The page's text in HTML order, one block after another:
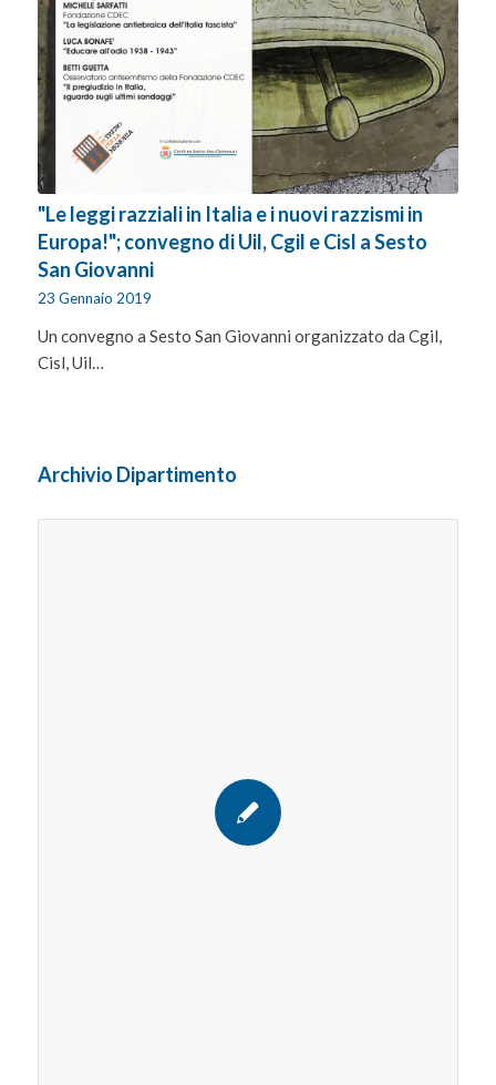
"Le leggi razziali in Italia e i nuovi razzismi in
Europa!"; convegno di Uil, Cgil e Cisl a Sesto
San Giovanni
23 Gennaio 2019
Un convegno a Sesto San Giovanni organizzato da Cgil,
Cisl, Uil…
Archivio Dipartimento